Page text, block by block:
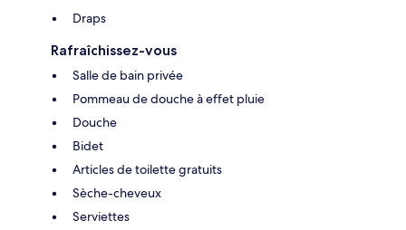
Draps
Rafraîchissez-vous
Salle de bain privée
Pommeau de douche à effet pluie
Douche
Bidet
Articles de toilette gratuits
Sèche-cheveux
Serviettes